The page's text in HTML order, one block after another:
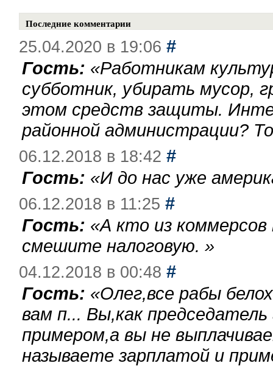
Последние комментарии
25.04.2020 в 19:06 #
Гость: «Работникам
субботник, убирать мусор,
этом средств защиты.
районной администрации?
06.12.2018 в 18:42 #
Гость: «И до нас уже
06.12.2018 в 11:25 #
Гость: «А кто из
смешите налоговую. »
04.12.2018 в 00:48 #
Гость: «Олег,все рабы
вам п... Вы,как
примером,а вы не
называете зарплатой и